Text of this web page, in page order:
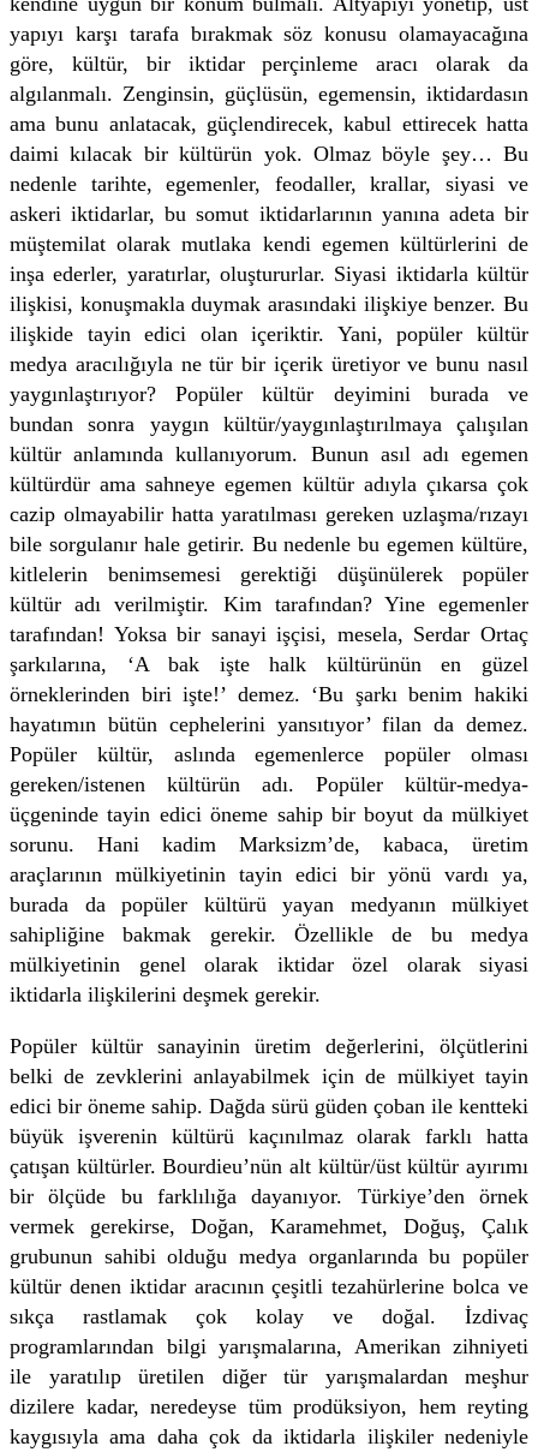
yapıyı karşı tarafa bırakmak söz konusu olamayacağına
göre, kültür, bir iktidar perçinleme aracı olarak da
algılanmalı. Zenginsin, güçlüsün, egemensin, iktidardasın
ama bunu anlatacak, güçlendirecek, kabul ettirecek hatta
daimi kılacak bir kültürün yok. Olmaz böyle şey… Bu
nedenle tarihte, egemenler, feodaller, krallar, siyasi ve
askeri iktidarlar, bu somut iktidarlarının yanına adeta bir
müştemilat olarak mutlaka kendi egemen kültürlerini de
inşa ederler, yaratırlar, oluştururlar. Siyasi iktidarla kültür
ilişkisi, konuşmakla duymak arasındaki ilişkiye benzer. Bu
ilişkide tayin edici olan içeriktir. Yani, popüler kültür
medya aracılığıyla ne tür bir içerik üretiyor ve bunu nasıl
yaygınlaştırıyor? Popüler kültür deyimini burada ve
bundan sonra yaygın kültür/yaygınlaştırılmaya çalışılan
kültür anlamında kullanıyorum. Bunun asıl adı egemen
kültürdür ama sahneye egemen kültür adıyla çıkarsa çok
cazip olmayabilir hatta yaratılması gereken uzlaşma/rızayı
bile sorgulanır hale getirir. Bu nedenle bu egemen kültüre,
kitlelerin benimsemesi gerektiği düşünülerek popüler
kültür adı verilmiştir. Kim tarafından? Yine egemenler
tarafından! Yoksa bir sanayi işçisi, mesela, Serdar Ortaç
şarkılarına, ‘A bak işte halk kültürünün en güzel
örneklerinden biri işte!’ demez. ‘Bu şarkı benim hakiki
hayatımın bütün cephelerini yansıtıyor’ filan da demez.
Popüler kültür, aslında egemenlerce popüler olması
gereken/istenen kültürün adı. Popüler kültür-medya-
üçgeninde tayin edici öneme sahip bir boyut da mülkiyet
sorunu. Hani kadim Marksizm’de, kabaca, üretim
araçlarının mülkiyetinin tayin edici bir yönü vardı ya,
burada da popüler kültürü yayan medyanın mülkiyet
sahipliğine bakmak gerekir. Özellikle de bu medya
mülkiyetinin genel olarak iktidar özel olarak siyasi
iktidarla ilişkilerini deşmek gerekir.
Popüler kültür sanayinin üretim değerlerini, ölçütlerini
belki de zevklerini anlayabilmek için de mülkiyet tayin
edici bir öneme sahip. Dağda sürü güden çoban ile kentteki
büyük işverenin kültürü kaçınılmaz olarak farklı hatta
çatışan kültürler. Bourdieu’nün alt kültür/üst kültür ayırımı
bir ölçüde bu farklılığa dayanıyor. Türkiye’den örnek
vermek gerekirse, Doğan, Karamehmet, Doğuş, Çalık
grubunun sahibi olduğu medya organlarında bu popüler
kültür denen iktidar aracının çeşitli tezahürlerine bolca ve
sıkça rastlamak çok kolay ve doğal. İzdivaç
programlarından bilgi yarışmalarına, Amerikan zihniyeti
ile yaratılıp üretilen diğer tür yarışmalardan meşhur
dizilere kadar, neredeyse tüm prodüksiyon, hem reyting
kaygısıyla ama daha çok da iktidarla ilişkiler nedeniyle